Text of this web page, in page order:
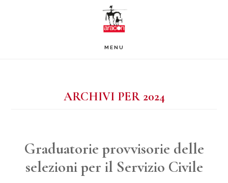
MENU
ARCHIVI PER 2024
Graduatorie provvisorie delle
selezioni per il Servizio Civile